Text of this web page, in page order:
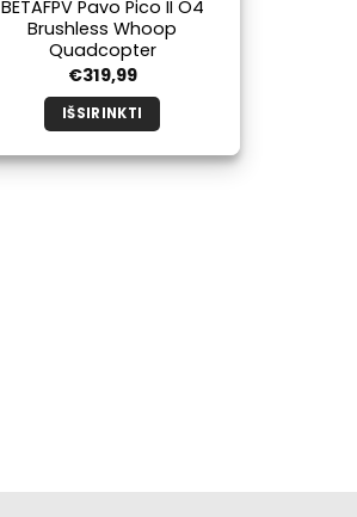
BETAFPV Pavo Pico II O4
Brushless Whoop
Quadcopter
€319,99
IŠSIRINKTI
produktas